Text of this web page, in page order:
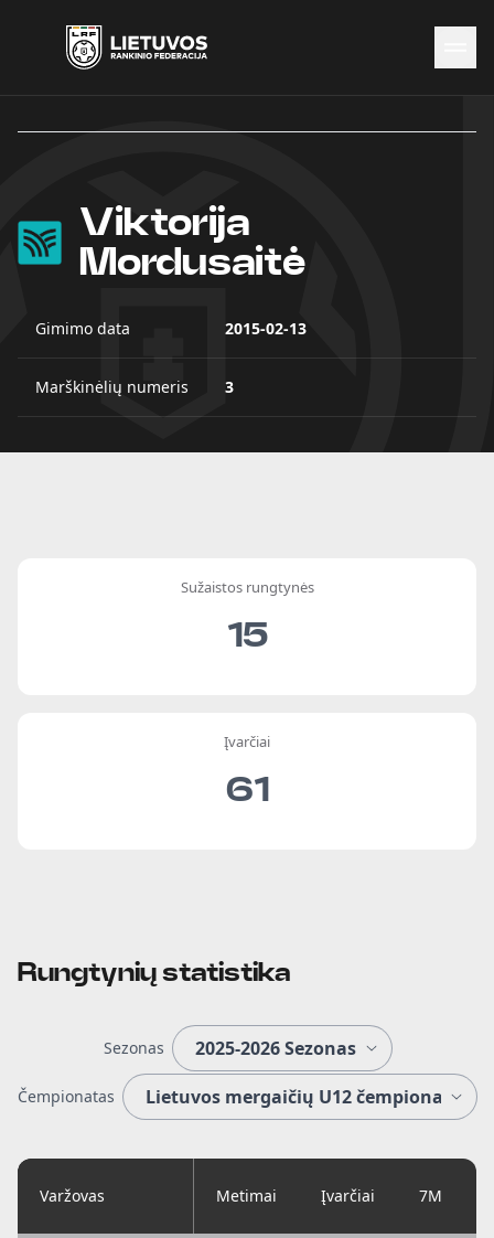
Naujienos
Čempionatai
Kontaktai
Antidopingas
Viktorija
Mordusaitė
Gimimo data 2015-02-13
Marškinėlių numeris 3
Sužaistos rungtynės
15
Įvarčiai
61
Rungtynių statistika
Sezonas
Čempionatas
Varžovas Metimai Įvarčiai 7M